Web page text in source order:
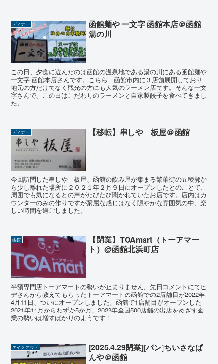
ディナー
函館麺や 一文字 函館本店＠函館
湯の川
この日、夕食に選んだのは函館の温泉地である湯の川にある函館麺や
一文字 函館本店さんです。こちら、函館市内に３店舗展開しており
地元の方だけでなく観光の方にも人気のラーメン店です。そんな一文
字さんで、この日はこだわりのラーメンと自家製餃子を食べてきまし
た。
ディナー 【移転】串しや 板屋＠函館
今回訪問した串しや 板屋、函館の飲み屋が集まる繁華街の五稜郭か
ら少し離れた場所に２０２１年２月９日にオープンしたとのことで、
周囲でも気になるとの声がたびたび聞かれていたお店です。店内はカ
ウンターのみの作りですが窮屈な感じはなく賑やかな雰囲気の中、楽
しい時間を過ごしました。
函館
【閉業】TOAmart（トーアマー
ト）@函館北浜町店
半額専門店トーアマートの勢いが止まりません。先日コメントにてヒ
デさんから教えてもらったトーアマートの函館での2店舗目が2022年
4月11日、ついにオープンしました。函館で1店舗目がオープンした
2021年11月からわずか5か月。2022年全国500店舗の出店をめざす企
業の勢いは増すばかりのようです！
テイクアウト
[2025.4.29閉業][パン]ちいさなぱ
んや＠函館